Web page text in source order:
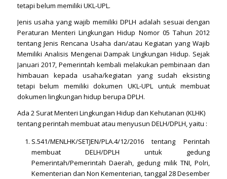
tetapi belum memiliki UKL-UPL.
Jenis usaha yang wajib memiliki DPLH adalah sesuai dengan
Peraturan Menteri Lingkungan Hidup Nomor 05 Tahun 2012
tentang Jenis Rencana Usaha dan/atau Kegiatan yang Wajib
Memiliki Analisis Mengenai Dampak Lingkungan Hidup. Sejak
Januari 2017, Pemerintah kembali melakukan pembinaan dan
himbauan kepada usaha/kegiatan yang sudah eksisting
tetapi belum memiliki dokumen UKL-UPL untuk membuat
dokumen lingkungan hidup berupa DPLH.
Ada 2 Surat Menteri Lingkungan Hidup dan Kehutanan (KLHK)
tentang perintah membuat atau menyusun DELH/DPLH, yaitu :
S.541/MENLHK/SETJEN/PLA.4/12/2016 tentang Perintah
membuat DELH/DPLH untuk gedung
Pemerintah/Pemerintah Daerah, gedung milik TNI, Polri,
Kementerian dan Non Kementerian, tanggal 28 Desember